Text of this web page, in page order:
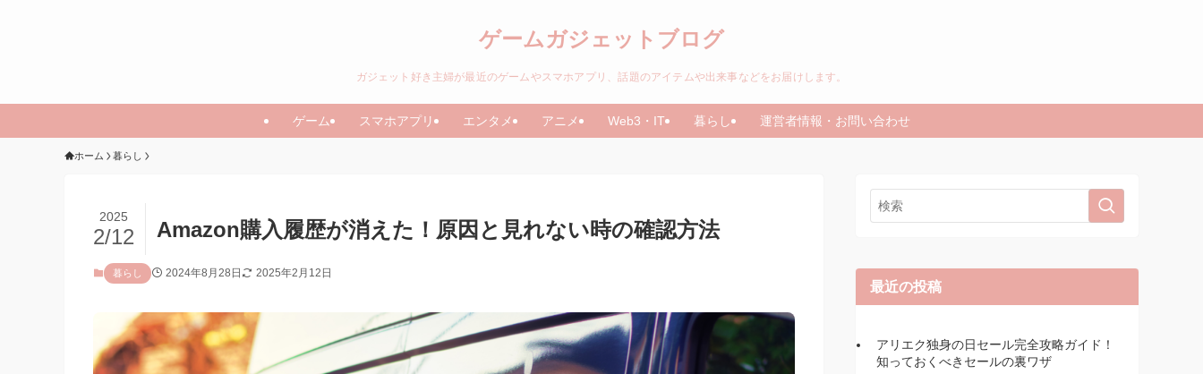
ゲームガジェットブログ
ガジェット好き主婦が最近のゲームやスマホアプリ、話題のアイテムや出来事などをお届けします。
ゲーム スマホアプリ エンタメ アニメ Web3・IT 暮らし 運営者情報・お問い合わせ
ホーム 暮らし
Amazon購入履歴が消えた！原因と見れない時の確認方法
2025
2/12
暮らし 2024年8月28日 2025年2月12日
最近の投稿
アリエク独身の日セール完全攻略ガイド！
知っておくべきセールの裏ワザ